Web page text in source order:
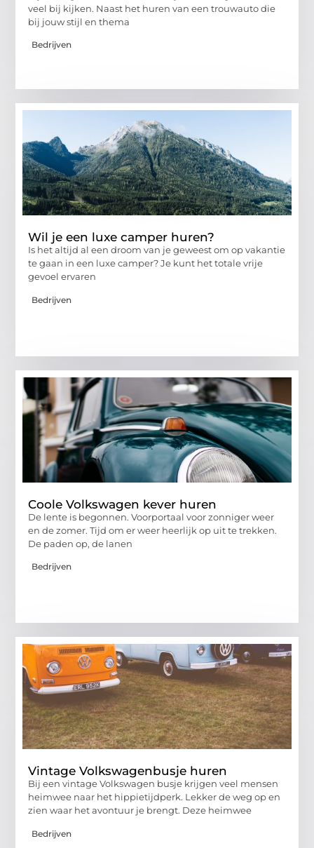
veel bij kijken. Naast het huren van een trouwauto die
bij jouw stijl en thema
Bedrijven
Wil je een luxe camper huren?
Is het altijd al een droom van je geweest om op vakantie
te gaan in een luxe camper? Je kunt het totale vrije
gevoel ervaren
Bedrijven
Coole Volkswagen kever huren
De lente is begonnen. Voorportaal voor zonniger weer
en de zomer. Tijd om er weer heerlijk op uit te trekken.
De paden op, de lanen
Bedrijven
Vintage Volkswagenbusje huren
Bij een vintage Volkswagen busje krijgen veel mensen
heimwee naar het hippietijdperk. Lekker de weg op en
zien waar het avontuur je brengt. Deze heimwee
Bedrijven